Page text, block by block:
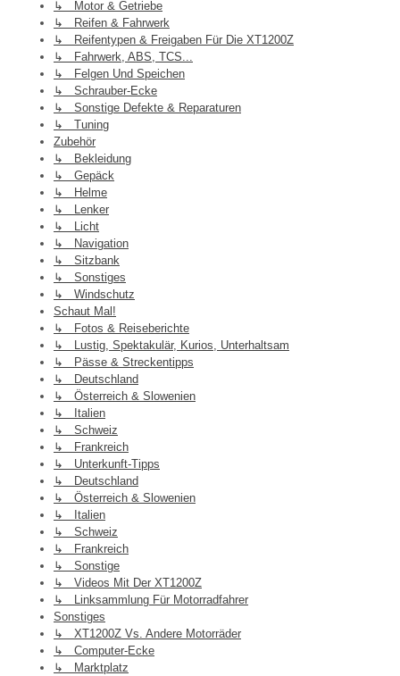
↳ Motor & Getriebe
↳ Reifen & Fahrwerk
↳ Reifentypen & Freigaben Für Die XT1200Z
↳ Fahrwerk, ABS, TCS...
↳ Felgen Und Speichen
↳ Schrauber-Ecke
↳ Sonstige Defekte & Reparaturen
↳ Tuning
Zubehör
↳ Bekleidung
↳ Gepäck
↳ Helme
↳ Lenker
↳ Licht
↳ Navigation
↳ Sitzbank
↳ Sonstiges
↳ Windschutz
Schaut Mal!
↳ Fotos & Reiseberichte
↳ Lustig, Spektakulär, Kurios, Unterhaltsam
↳ Pässe & Streckentipps
↳ Deutschland
↳ Österreich & Slowenien
↳ Italien
↳ Schweiz
↳ Frankreich
↳ Unterkunft-Tipps
↳ Deutschland
↳ Österreich & Slowenien
↳ Italien
↳ Schweiz
↳ Frankreich
↳ Sonstige
↳ Videos Mit Der XT1200Z
↳ Linksammlung Für Motorradfahrer
Sonstiges
↳ XT1200Z Vs. Andere Motorräder
↳ Computer-Ecke
↳ Marktplatz